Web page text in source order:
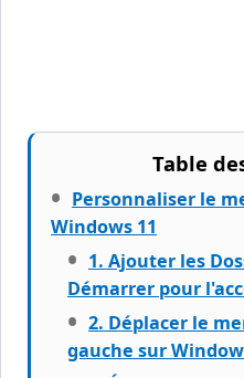
Table
Personnaliser le
Windows 11
1. Ajouter les
Démarrer pour
2. Déplacer le
gauche sur